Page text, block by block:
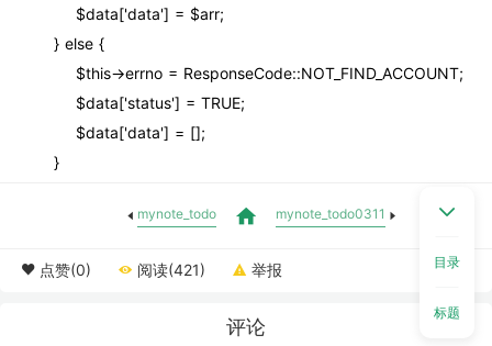
            $data['data'] = $arr;
        } else {
            $this->errno = ResponseCode::NOT_FIND_ACCOUNT;
            $data['status'] = TRUE;
            $data['data'] = [];
        }
mynote_todo mynote_todo0311
点赞(0) 阅读(421) 举报
评论
目录
标题